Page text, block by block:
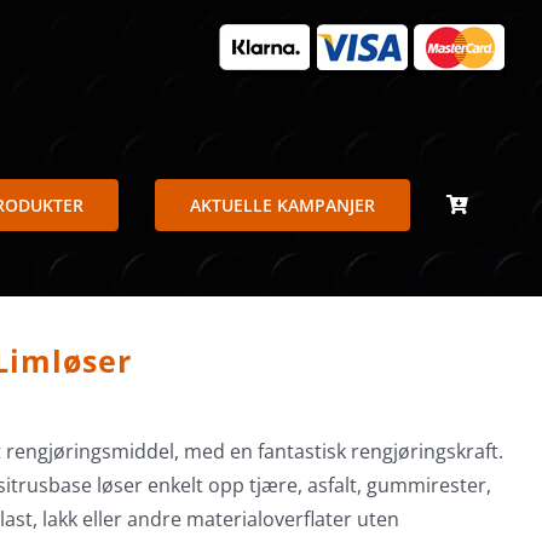
AKTUELLE KAMPANJER
med en fantastisk rengjøringskraft.
løser enkelt opp tjære, asfalt, gummirester,
lakk eller andre materialoverflater uten